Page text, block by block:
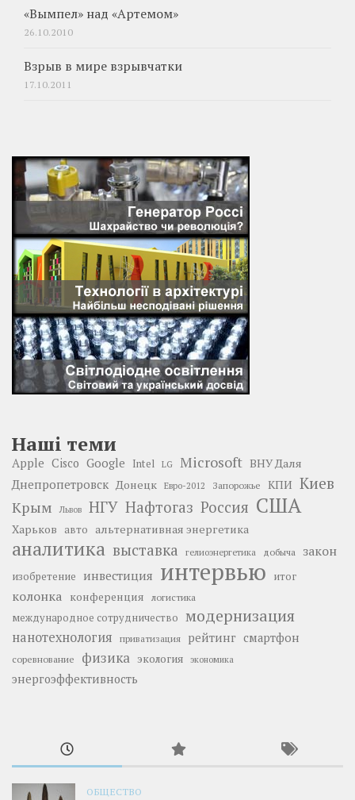
«Вымпел» над «Артемом»
26.10.2010
Взрыв в мире взрывчатки
17.10.2011
Наші теми
Apple Cisco Google Intel LG Microsoft ВНУ Даля
Днепропетровск Донецк Евро-2012 Запорожье КПИ Киев
Крым Львов НГУ Нафтогаз Россия США
Харьков авто альтернативная энергетика
аналитика выставка гелиоэнергетика добыча закон
изобретение инвестиция интервью итог
колонка конференция логистика
международное сотрудничество модернизация
нанотехнология приватизация рейтинг смартфон
соревнование физика экология экономика
энергоэффективность
ОБЩЕСТВО